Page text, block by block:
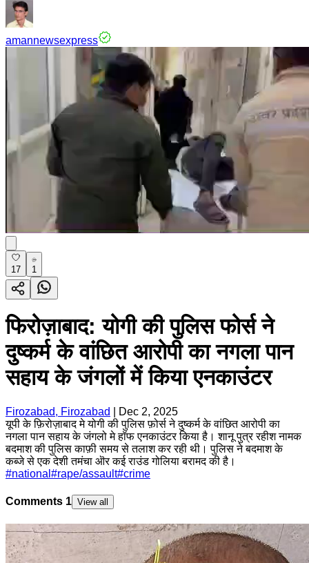
amannewsexpress
17 1
फिरोज़ाबाद: योगी की पुलिस फोर्स ने
दुष्कर्म के वांछित आरोपी का नगला पान
सहाय के जंगलों में किया एनकाउंटर
Firozabad, Firozabad
Dec 2, 2025
यूपी के फ़िरोज़ाबाद मे योगी की पुलिस फ़ोर्स ने दुष्कर्म के वांछित आरोपी का
नगला पान सहाय के जंगलो मे हॉफ एनकाउंटर किया है। शानू पुत्र रहीश नामक
बदमाश की पुलिस काफ़ी समय से तलाश कर रही थी। पुलिस ने बदमाश के
कब्जे से एक देशी तमंचा ऒर कई राउंड गोलिया बरामद की है।
#national #rape/assault#crime
Comments 1 View all